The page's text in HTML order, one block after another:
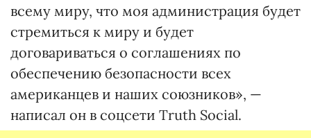
всему миру, что моя администрация будет
стремиться к миру и будет
договариваться о соглашениях по
обеспечению безопасности всех
американцев и наших союзников», —
написал он в соцсети Truth Social.